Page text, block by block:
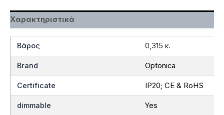
Χαρακτηριστικά
Βάρος 0,315 κ.
Brand Optonica
Certificate IP20; CE & RoHS
dimmable Yes